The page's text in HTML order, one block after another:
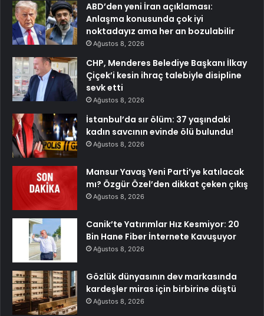
ABD’den yeni İran açıklaması:
Anlaşma konusunda çok iyi
noktadayız ama her an bozulabilir
Ağustos 8, 2026
CHP, Menderes Belediye Başkanı İlkay
Çiçek’i kesin ihraç talebiyle disipline
sevk etti
Ağustos 8, 2026
İstanbul’da sır ölüm: 37 yaşındaki
kadın savcının evinde ölü bulundu!
Ağustos 8, 2026
Mansur Yavaş Yeni Parti’ye katılacak
mı? Özgür Özel’den dikkat çeken çıkış
Ağustos 8, 2026
Canik’te Yatırımlar Hız Kesmiyor: 20
Bin Hane Fiber İnternete Kavuşuyor
Ağustos 8, 2026
Gözlük dünyasının dev markasında
kardeşler miras için birbirine düştü
Ağustos 8, 2026